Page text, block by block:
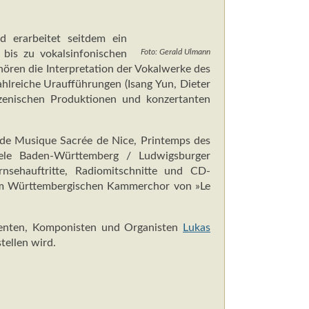
Foto: Gerald Ulmann
erarbeitet seitdem ein
zu vokalsinfonischen
die Interpretation der Vokalwerke des
Uraufführungen (Isang Yun, Dieter
Produktionen und konzertanten
Musique Sacrée de Nice, Printemps des
Baden-Württemberg / Ludwigsburger
Radiomitschnitte und CD-
Kammerchor von »Le
Komponisten und Organisten
Lukas
wird.